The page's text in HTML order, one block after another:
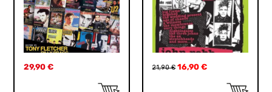
29,90€ 21,90€ 16,90 €